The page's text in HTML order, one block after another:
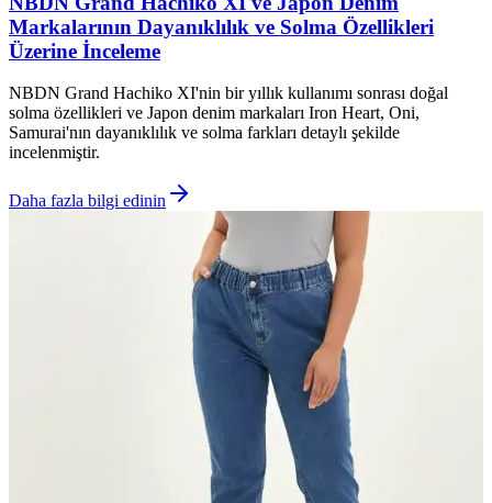
Markalarının Dayanıklılık ve Solma Özellikleri
Üzerine İnceleme
NBDN Grand Hachiko XI'nin bir yıllık kullanımı sonrası doğal
solma özellikleri ve Japon denim markaları Iron Heart, Oni,
Samurai'nın dayanıklılık ve solma farkları detaylı şekilde
incelenmiştir.
Daha fazla bilgi edinin